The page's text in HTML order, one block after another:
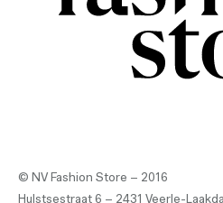
© NV Fashion Store – 2016
Hulstsestraat 6 – 2431 Veerle-Laakdal